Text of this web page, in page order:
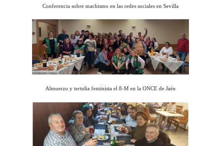
Conferencia sobre machismo en las redes sociales en Sevilla
Almuerzo y tertulia feminista el 8-M en la ONCE de Jaén